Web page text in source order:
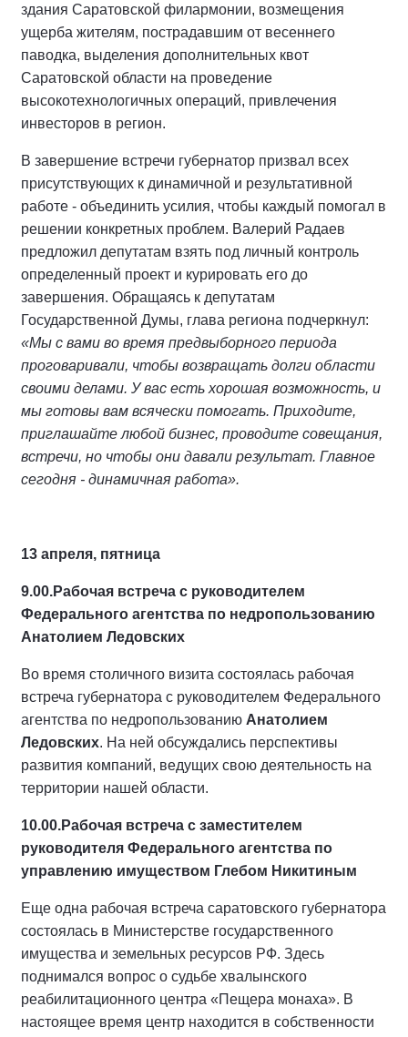
здания Саратовской филармонии, возмещения
ущерба жителям, пострадавшим от весеннего
паводка, выделения дополнительных квот
Саратовской области на проведение
высокотехнологичных операций, привлечения
инвесторов в регион.
В завершение встречи губернатор призвал всех
присутствующих к динамичной и результативной
работе - объединить усилия, чтобы каждый помогал в
решении конкретных проблем. Валерий Радаев
предложил депутатам взять под личный контроль
определенный проект и курировать его до
завершения. Обращаясь к депутатам
Государственной Думы, глава региона подчеркнул:
«Мы с вами во время предвыборного периода
проговаривали, чтобы возвращать долги области
своими делами. У вас есть хорошая возможность, и
мы готовы вам всячески помогать. Приходите,
приглашайте любой бизнес, проводите совещания,
встречи, но чтобы они давали результат. Главное
сегодня - динамичная работа».
13 апреля, пятница
9.00.Рабочая встреча с руководителем
Федерального агентства по недропользованию
Анатолием Ледовских
Во время столичного визита состоялась рабочая
встреча губернатора с руководителем Федерального
агентства по недропользованию Анатолием
Ледовских. На ней обсуждались перспективы
развития компаний, ведущих свою деятельность на
территории нашей области.
10.00.Рабочая встреча с заместителем
руководителя Федерального агентства по
управлению имуществом Глебом Никитиным
Еще одна рабочая встреча саратовского губернатора
состоялась в Министерстве государственного
имущества и земельных ресурсов РФ. Здесь
поднимался вопрос о судьбе хвалынского
реабилитационного центра «Пещера монаха». В
настоящее время центр находится в собственности